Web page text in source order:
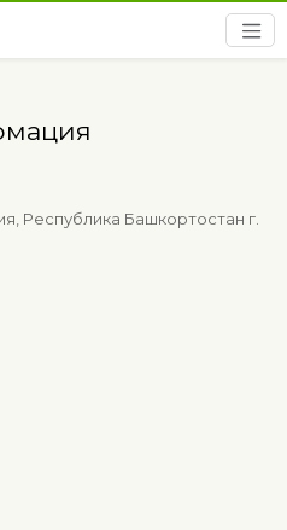
Республика Башкортостан г.